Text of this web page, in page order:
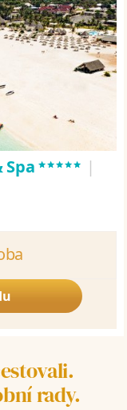
Spa***** |
rady.